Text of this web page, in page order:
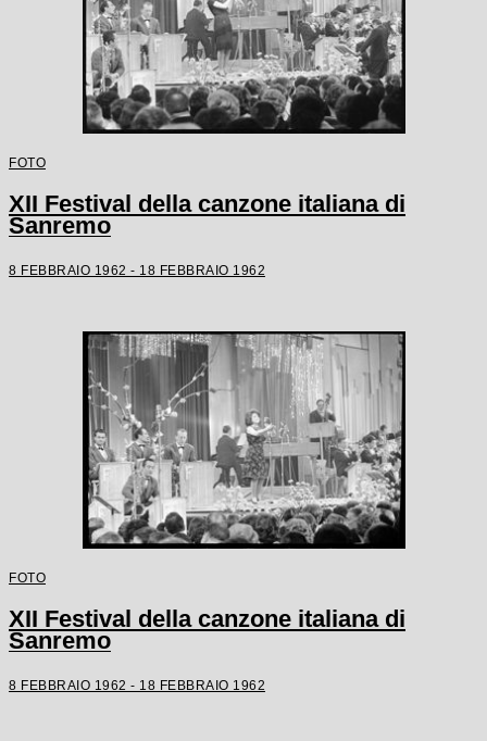
FOTO
XII Festival della canzone italiana di
Sanremo
8 FEBBRAIO 1962 - 18 FEBBRAIO 1962
FOTO
XII Festival della canzone italiana di
Sanremo
8 FEBBRAIO 1962 - 18 FEBBRAIO 1962